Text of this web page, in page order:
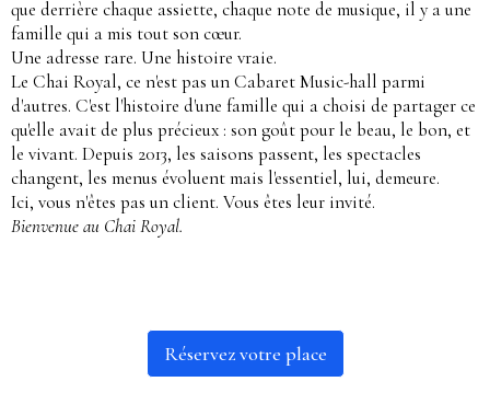
que derrière chaque assiette, chaque note de musique, il y a une
famille qui a mis tout son cœur.
Une adresse rare. Une histoire vraie.
Le Chai Royal, ce n'est pas un Cabaret Music-hall parmi
d'autres. C'est l'histoire d'une famille qui a choisi de partager ce
qu'elle avait de plus précieux : son goût pour le beau, le bon, et
le vivant. Depuis 2013, les saisons passent, les spectacles
changent, les menus évoluent mais l'essentiel, lui, demeure.
Ici, vous n'êtes pas un client. Vous êtes leur invité.
Bienvenue au Chai Royal.
Réservez votre place